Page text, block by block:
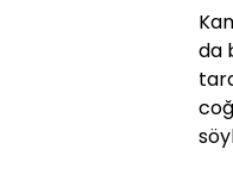
da